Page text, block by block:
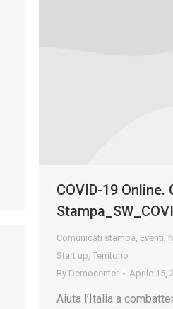
COVID-19 Online.
Comunicati stampa, Eventi,
Start up, Territorio
By Democenter Aprile 15,
Aiuta l’Italia a